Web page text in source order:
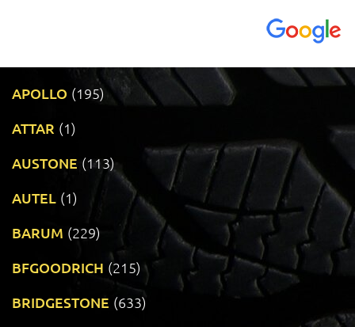
APOLLO (195)
ATTAR (1)
AUSTONE (113)
AUTEL (1)
BARUM (229)
BFGOODRICH (215)
BRIDGESTONE (633)